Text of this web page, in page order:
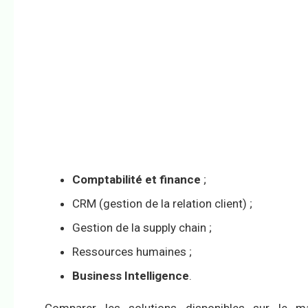
Comptabilité et finance ;
CRM (gestion de la relation client) ;
Gestion de la supply chain ;
Ressources humaines ;
Business Intelligence.